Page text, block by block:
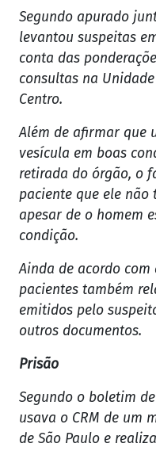
Segundo apurado
levantou suspeitas
conta das
consultas na
Centro.
Além de afirmar que
vesícula em boas
retirada do órgão, o
paciente que ele
apesar de o homem
condição.
Ainda de acordo
pacientes também
emitidos pelo
outros documentos.
Prisão
Segundo o boletim
usava o CRM de um
de São Paulo e